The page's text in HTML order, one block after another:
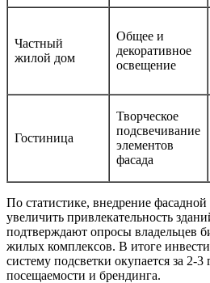
Частный
жилой дом
Общее и
декоративное
освещение
Гостиница
Творческое
подсвечивание
элементов
фасада
По статистике, внедрение фасадной
увеличить привлекательность
подтверждают опросы владельцев
жилых комплексов. В итоге
систему подсветки окупается за 2-
посещаемости и брендинга.